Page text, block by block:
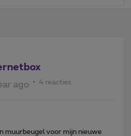
ago 4 reacties
muurbeugel voor mijn nieuwe